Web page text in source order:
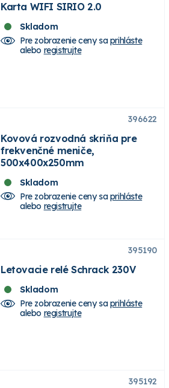
Karta WIFI SIRIO 2.0
Skladom
Pre zobrazenie ceny saprihláste
alebo registrujte
396622
Kovová rozvodná skriňa pre
frekvenčné meniče,
500x400x250mm
Skladom
Pre zobrazenie ceny saprihláste
alebo registrujte
395190
Letovacie relé Schrack 230V
Skladom
Pre zobrazenie ceny saprihláste
alebo registrujte
395192